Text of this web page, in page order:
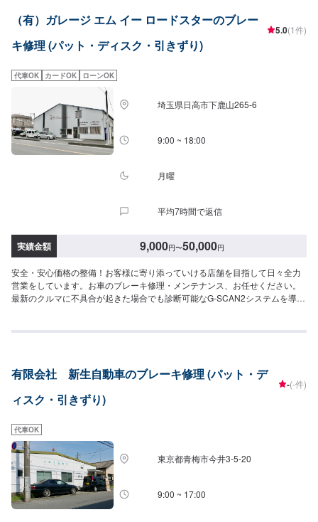
可能です！【1】オファーにてお問い合わせ【2】お見積り【3】お見積りに
ご納得いただければ作業開始【4】仕上がり次第納車【代車について】納得し
ていただけるお見積りから、無料代車のご用意まで自社スタッフが責任をも
お客様にご負担いただいております。【定休日・営業時間】定休日：日曜、
祭日、第二土曜日営業時間：8:30〜17:30※看板犬が事務所内におりますの
で、重度の犬アレルギーの方はお気をつけください。また、お客様が来店な
さった際に少し吠えることがございます。ご了承いただけますと幸いです。
（有）ガレージ エム イー ロードスターのブレー
キ修理 (パット・ディスク・引きずり)
5.0(1件)
代車OK カードOK ローンOK
埼玉県日高市下鹿山265-6
9:00 ~ 18:00
月曜
平均7時間で返信
実績金額 9,000円〜50,000円
安全・安心価格の整備！お客様に寄り添っていける店舗を目指して日々全力
営業をしています。お車のブレーキ修理・メンテナンス、お任せください。
最新のクルマに不具合が起きた場合でも診断可能なG-SCAN2システムを導
での修理も可能となっております。<当店の特徴>●職人による確かな施工●新
証いたしております。（当社規定によります。詳しくはお問い合わせくださ
い。）【1】お車の状況を見させていただき、現在のトラブル有無から故障発
生の可能性がある部位まで法令に基づき、きちんと点検させていただきま
メンテナンスのご提案など、ご連絡させて頂きます。【3】国家整備士が法令
整備、お客様のご要望に沿った整備、部品交換を行い、車輌の整備は完了と
なります。新しい車検証が発行されましたら車検完了、納車となります。<代
車について>自費修理、整備に限り代車の貸し出しを無料で行っております。
有償でのレンタル貸出も行っております。お気軽にご相談下さい。※代車の燃
料代はお客様にご負担いただいております。<定休日・営業時間>定休日：月
曜日営業時間：9:00~18:00
有限会社 新生自動車のブレーキ修理 (パット・デ
ィスク・引きずり)
-(-件)
代車OK
東京都青梅市今井3-5-20
9:00 ~ 17:00